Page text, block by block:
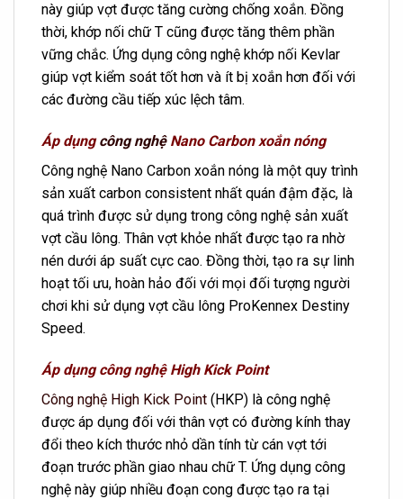
này giúp vợt được tăng cường chống xoắn. Đồng
thời, khớp nối chữ T cũng được tăng thêm phần
vững chắc. Ứng dụng công nghệ khớp nối Kevlar
giúp vợt kiểm soát tốt hơn và ít bị xoắn hơn đối với
các đường cầu tiếp xúc lệch tâm.
Áp dụngcông nghệNano Carbon xoắn nóng
Công nghệ Nano Carbon xoắn nóng là một quy trình
sản xuất carbon consistent nhất quán đậm đặc, là
quá trình được sử dụng trong công nghệ sản xuất
vợt cầu lông. Thân vợt khỏe nhất được tạo ra nhờ
nén dưới áp suất cực cao. Đồng thời, tạo ra sự linh
hoạt tối ưu, hoàn hảo đối với mọi đối tượng người
chơi khi sử dụng vợt cầu lông ProKennex Destiny
Speed.
Áp dụng công nghệ High Kick Point
Công nghệ High Kick Point (HKP) là công nghệ
được áp dụng đối với thân vợt có đường kính thay
đổi theo kích thước nhỏ dần tính từ cán vợt tới
đoạn trước phần giao nhau chữ T. Ứng dụng công
nghệ này giúp nhiều đoạn cong được tạo ra tại